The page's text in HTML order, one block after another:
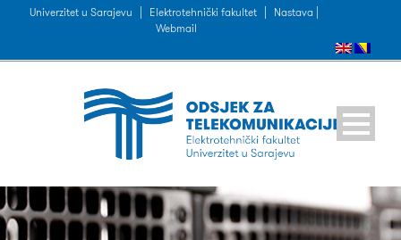
Univerzitet u Sarajevu Elektrotehnički fakultet
Nastava |
Webmail